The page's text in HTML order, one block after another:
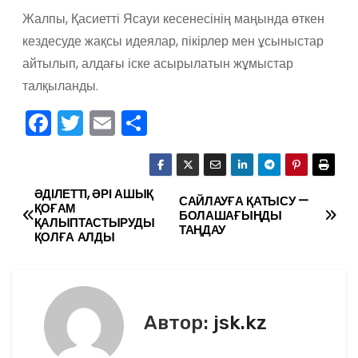
Жалпы, Қасиетті Ясауи кесенесінің маңында өткен
кездесуде жақсы идеялар, пікірлермен ұсыныстар
айтылып,алдағы іске асырылатын жұмыстар
талқыланды.
F
a
e
b
o
k
T
w
er
E
m
l
О
тп
р
а
в
Н
а
САЙЛАУҒА ҚАТЫСУ —
БОЛАШАҒЫҢДЫ
ТАҢДАУ
ӘДІЛЕТТІ, ӘРІ АШЫҚ
ҚОҒАМ
ҚАЛЫПТАСТЫРУДЫ
ҚОЛҒА АЛДЫ
Автор: jsk.kz